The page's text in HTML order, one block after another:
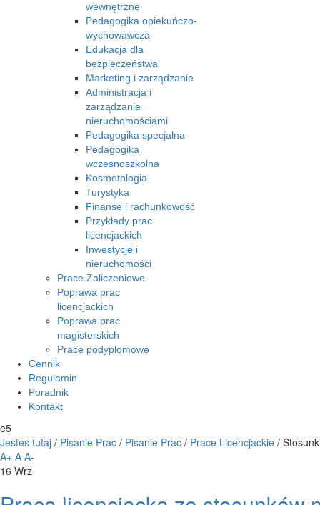
wewnętrzne
Pedagogika opiekuńczo-
wychowawcza
Edukacja dla
bezpieczeństwa
Marketing i zarządzanie
Administracja i
zarządzanie
nieruchomościami
Pedagogika specjalna
Pedagogika
wczesnoszkolna
Kosmetologia
Turystyka
Finanse i rachunkowość
Przykłady prac
licencjackich
Inwestycje i
nieruchomości
Prace Zaliczeniowe
Poprawa prac
licencjackich
Poprawa prac
magisterskich
Prace podyplomowe
Cennik
Regulamin
Poradnik
Kontakt
e5
Jestes tutaj / Pisanie Prac / Pisanie Prac / Prace Licencjackie /
A+ A A-
16 Wrz